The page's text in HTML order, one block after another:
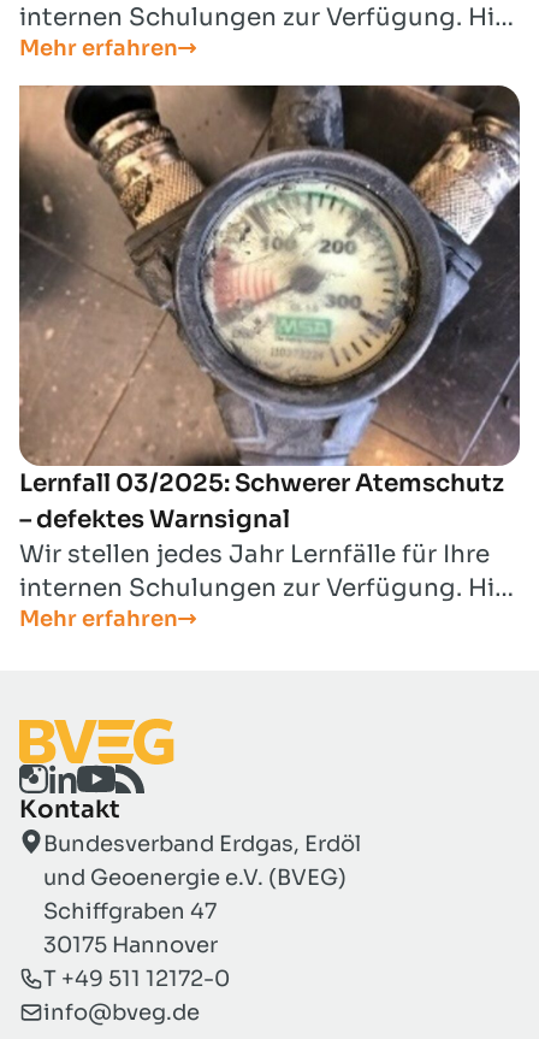
internen Schulungen zur Verfügung. Hier
finden Sie den Lernfall für den Monat
Juni 2025.
Mehr erfahren
Lernfall 03/2025: Schwerer Atemschutz
– defektes Warnsignal
Wir stellen jedes Jahr Lernfälle für Ihre
internen Schulungen zur Verfügung. Hier
finden Sie den Lernfall für den Monat
Mehr erfahren
Kontakt
Bundesverband Erdgas, Erdöl
und Geoenergie e.V. (BVEG)
Schiffgraben 47
30175 Hannover
T +49 511 12172-0
info@bveg.de